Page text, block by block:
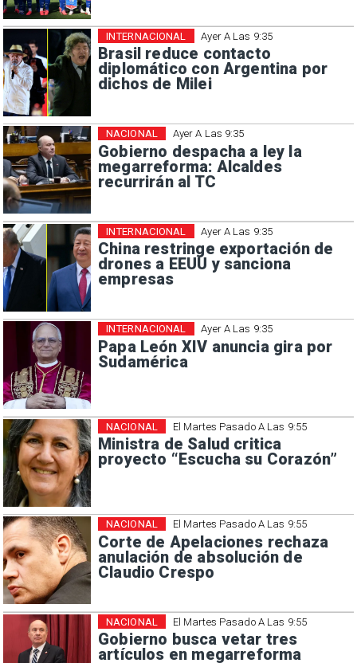
Ayer A Las 9:35
Brasil reduce contacto
diplomático con Argentina por
dichos de Milei
INTERNACIONAL
Ayer A Las 9:35
Gobierno despacha a ley la
megarreforma: Alcaldes
recurrirán al TC
NACIONAL
Ayer A Las 9:35
China restringe exportación de
drones a EEUU y sanciona
empresas
INTERNACIONAL
Ayer A Las 9:35
Papa León XIV anuncia gira por
Sudamérica
INTERNACIONAL
El Martes Pasado A Las 9:55
Ministra de Salud critica
proyecto “Escucha su Corazón”
NACIONAL
El Martes Pasado A Las 9:55
Corte de Apelaciones rechaza
anulación de absolución de
Claudio Crespo
NACIONAL
El Martes Pasado A Las 9:55
Gobierno busca vetar tres
artículos en megarreforma
NACIONAL